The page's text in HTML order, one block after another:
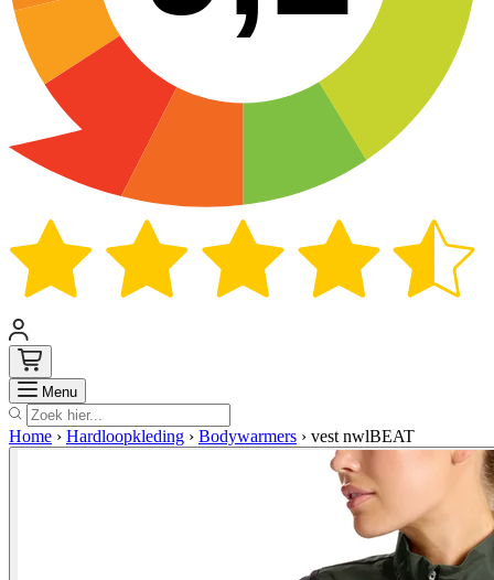
Menu Zoek
Home › Hardloopkleding › Bodywarmers › vest nwlBEAT